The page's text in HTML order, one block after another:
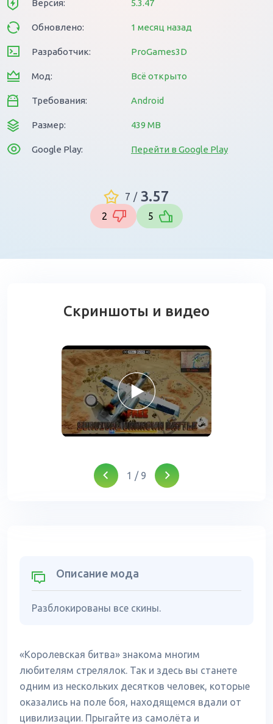
Версия: 5.3.47
Обновлено: 1 месяц назад
Разработчик: ProGames3D
Мод: Всё открыто
Требования: Android
Размер: 439 MB
Google Play: Перейти в Google Play
7 / 3.57
2 5
Скриншоты и видео
1 / 9
Описание мода
Разблокированы все скины.
«Королевская битва» знакома многим
любителям стрелялок. Так и здесь вы станете
одним из нескольких десятков человек, которые
оказались на поле боя, находящемся вдали от
цивилизации. Прыгайте из самолёта и